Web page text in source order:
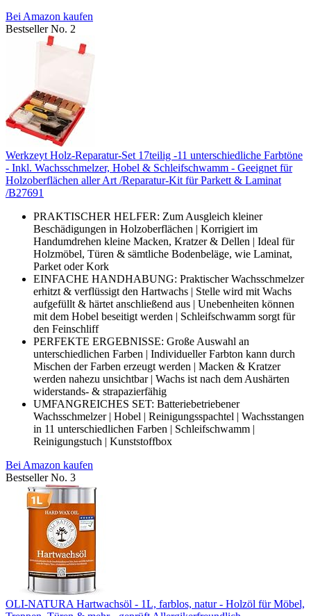
Bei Amazon kaufen
Bestseller No. 2
Werkzeyt Holz-Reparatur-Set 17teilig -11 unterschiedliche Farbtöne
- Inkl. Wachsschmelzer, Hobel & Schleifschwamm - Geeignet für
Holzoberflächen aller Art /Reparatur-Kit für Parkett & Laminat
/B27691
PRAKTISCHER HELFER: Zum Ausgleich kleiner
Beschädigungen in Holzoberflächen | Korrigiert im
Handumdrehen kleine Macken, Kratzer & Dellen | Ideal für
Holzmöbel, Türen & sämtliche Bodenbeläge, wie Laminat,
Parket oder Kork
EINFACHE HANDHABUNG: Praktischer Wachsschmelzer
erhitzt & verflüssigt den Hartwachs | Stelle wird mit Wachs
aufgefüllt & härtet anschließend aus | Unebenheiten können
mit dem Hobel beseitigt werden | Schleifschwamm sorgt für
den Feinschliff
PERFEKTE ERGEBNISSE: Große Auswahl an
unterschiedlichen Farben | Individueller Farbton kann durch
Mischen der Farben erzeugt werden | Macken & Kratzer
werden nahezu unsichtbar | Wachs ist nach dem Aushärten
widerstands- & strapazierfähig
UMFANGREICHES SET: Batteriebetriebener
Wachsschmelzer | Hobel | Reinigungsspachtel | Wachsstangen
in 11 unterschiedlichen Farben | Schleifschwamm |
Reinigungstuch | Kunststoffbox
Bei Amazon kaufen
Bestseller No. 3
OLI-NATURA Hartwachsöl - 1L, farblos, natur - Holzöl für Möbel,